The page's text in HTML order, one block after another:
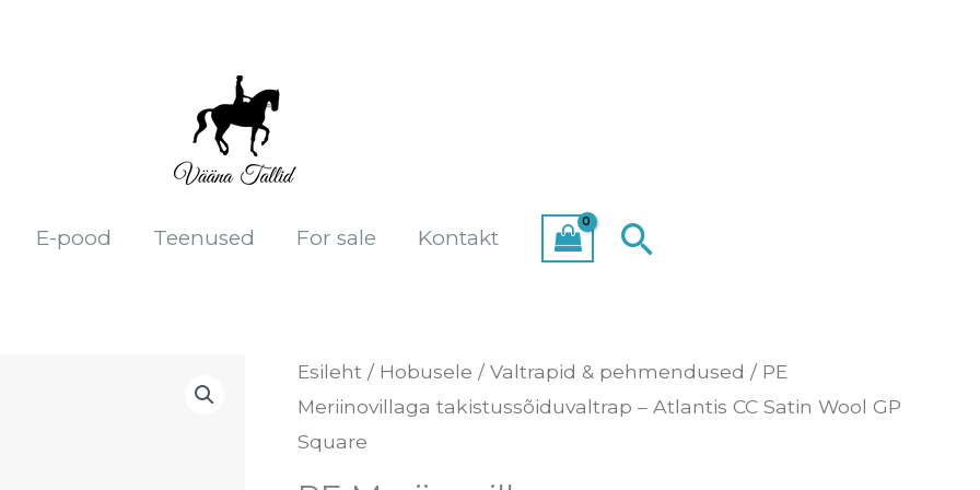
E-pood Teenused For sale Kontakt Search
Esileht / Hobusele /Valtrapid & pehmendused / PE
Meriinovillaga takistussõiduvaltrap – Atlantis CC Satin Wool GP
Square
PE
Meriinovillaga
takistussõiduvaltrap